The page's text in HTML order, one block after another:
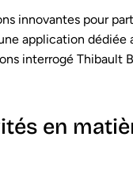
innovantes pour
application
interrogé Thibault
en